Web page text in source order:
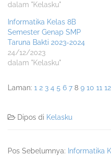
dalam "Kelasku"
Informatika Kelas 8B
Semester Genap SMP
Taruna Bakti 2023-2024
24/12/2023
dalam "Kelasku"
Laman: 1 2 3 4 5 6 7 8 9 10 11 12
Dipos di Kelasku
Pos Sebelumnya: Informatika